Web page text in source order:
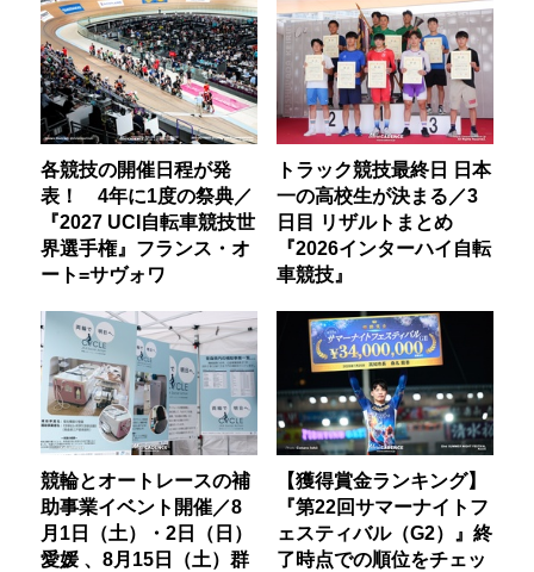
各競技の開催日程が発
表！ 4年に1度の祭典／
『2027 UCI自転車競技世
界選手権』フランス・オ
ート=サヴォワ
トラック競技最終日 日本
一の高校生が決まる／3
日目 リザルトまとめ
『2026インターハイ自転
車競技』
競輪とオートレースの補
助事業イベント開催／8
月1日（土）・2日（日）
愛媛 、8月15日（土）群
【獲得賞金ランキング】
『第22回サマーナイトフ
ェスティバル（G2）』終
了時点での順位をチェッ